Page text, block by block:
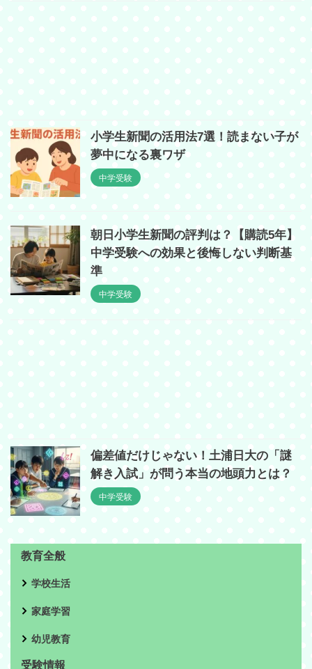
小学生新聞の活用法7選！読まない子が
夢中になる裏ワザ
中学受験
朝日小学生新聞の評判は？【購読5年】
中学受験への効果と後悔しない判断基
準
中学受験
偏差値だけじゃない！土浦日大の「謎
解き入試」が問う本当の地頭力とは？
中学受験
教育全般
学校生活
家庭学習
幼児教育
受験情報